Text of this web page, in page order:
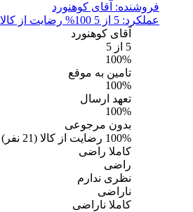
فروشنده: آقای کوهنورد
عملکرد: 5 از 5
100% رضایت از کالا
آقای کوهنورد
5 از 5
100%
تامین به موقع
100%
تعهد ارسال
100%
بدون مرجوعی
100% رضایت از کالا (
21 نفر)
کاملا راضی
راضی
نظری ندارم
ناراضی
کاملا ناراضی